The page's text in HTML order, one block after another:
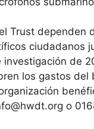
Trust dependen
ciudadanos
investigación de
los gastos del
o